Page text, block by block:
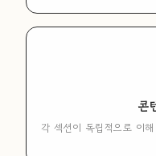
콘
각 섹션이 독립적으로 이